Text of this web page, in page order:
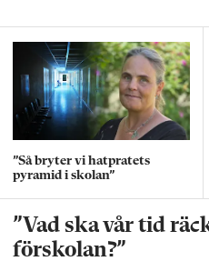
”Så bryter vi hatpratets
pyramid i skolan”
”Vad ska vår tid
förskolan?”